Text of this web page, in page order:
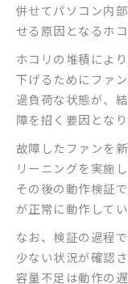
併せてパソコン内
せる原因となるホ
ホコリの堆積によ
下げるためにファ
過負荷な状態が、
障を招く要因となり
故障したファンを
リーニングを実施し
その後の動作検証
が正常に動作して
なお、検証の過程
少ない状況が確認さ
容量不足は動作の